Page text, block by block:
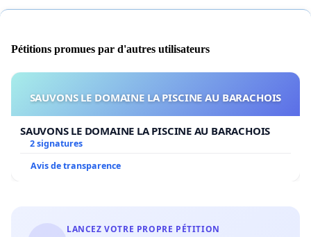
Pétitions promues par d'autres utilisateurs
SAUVONS LE DOMAINE LA PISCINE AU BARACHOIS
SAUVONS LE DOMAINE LA PISCINE AU BARACHOIS
2 signatures
Avis de transparence
LANCEZ VOTRE PROPRE PÉTITION